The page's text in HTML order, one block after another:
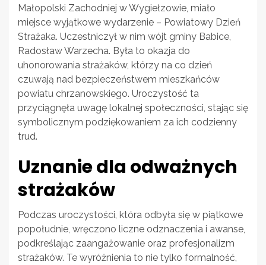
Małopolski Zachodniej w Wygiełzowie, miało
miejsce wyjątkowe wydarzenie – Powiatowy Dzień
Strażaka. Uczestniczył w nim wójt gminy Babice,
Radosław Warzecha. Była to okazja do
uhonorowania strażaków, którzy na co dzień
czuwają nad bezpieczeństwem mieszkańców
powiatu chrzanowskiego. Uroczystość ta
przyciągnęła uwagę lokalnej społeczności, stając się
symbolicznym podziękowaniem za ich codzienny
trud.
Uznanie dla odważnych
strażaków
Podczas uroczystości, która odbyła się w piątkowe
popołudnie, wręczono liczne odznaczenia i awanse,
podkreślając zaangażowanie oraz profesjonalizm
strażaków. Te wyróżnienia to nie tylko formalność,